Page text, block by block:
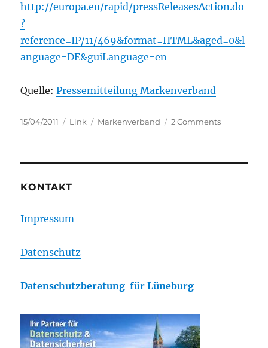
http://europa.eu/rapid/pressReleasesAction.do
?
reference=IP/11/469&format=HTML&aged=0&l
anguage=DE&guiLanguage=en
Quelle:Pressemitteilung Markenverband
Posted
15/04/2011 Categories
Link Tags
Markenverband 2 Commentson
KONTAKT
Impressum
Datenschutz
Datenschutzberatung für Lüneburg